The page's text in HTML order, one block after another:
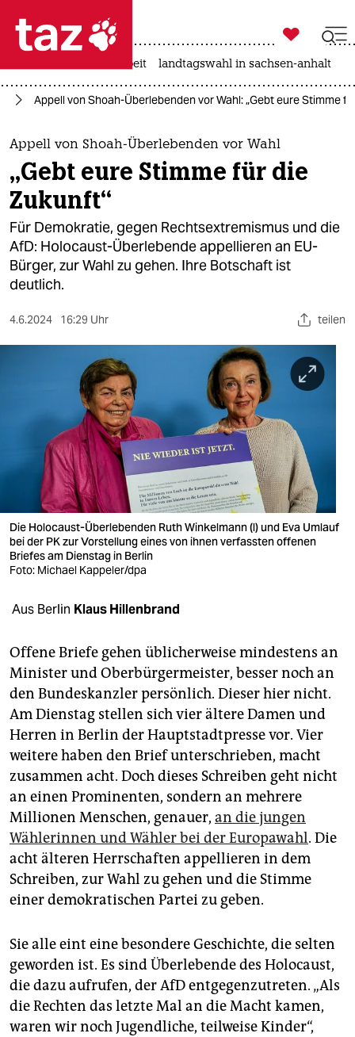
 taz zahl ich
taz zahl ich
themen
politik
öko
gesellschaft
kultur
sport
wahrheit
verlag
verlag
veranstaltungen
shop
unterstützen
abo
genossenschaft
epaper login

taz zahl ich
arbeit landtagswahl in sachsen-anhalt
Appell von Shoah-Überlebenden vor Wahl: „Gebt eure Stimme
Appell von Shoah-Überlebenden vor Wahl
„Gebt eure Stimme für die
Zukunft“
Für Demokratie, gegen Rechtsextremismus und die
AfD: Holocaust-Überlebende appellieren an EU-
Bürger, zur Wahl zu gehen. Ihre Botschaft ist
deutlich.
4.6.2024 16:29 Uhr teilen
Die Holocaust-Überlebenden Ruth Winkelmann (l) und Eva Umlauf
bei der PK zur Vorstellung eines von ihnen verfassten offenen
Briefes am Dienstag in Berlin
Foto: Michael Kappeler/dpa
Aus Berlin Klaus Hillenbrand
Offene Briefe gehen üblicherweise mindestens an
Minister und Oberbürgermeister, besser noch an
den Bundeskanzler persönlich. Dieser hier nicht.
Am Dienstag stellen sich vier ältere Damen und
Herren in Berlin der Hauptstadtpresse vor. Vier
weitere haben den Brief unterschrieben, macht
zusammen acht. Doch dieses Schreiben geht nicht
an einen Prominenten, sondern an mehrere
Millionen Menschen, genauer, an die jungen
Wählerinnen und Wähler bei der Europawahl. Die
acht älteren Herrschaften appellieren in dem
Schreiben, zur Wahl zu gehen und die Stimme
einer demokratischen Partei zu geben.
Sie alle eint eine besondere Geschichte, die selten
geworden ist. Es sind Überlebende des Holocaust,
die dazu aufrufen, der AfD entgegenzutreten. „Als
die Rechten das letzte Mal an die Macht kamen,
waren wir noch Jugendliche, teilweise Kinder“,